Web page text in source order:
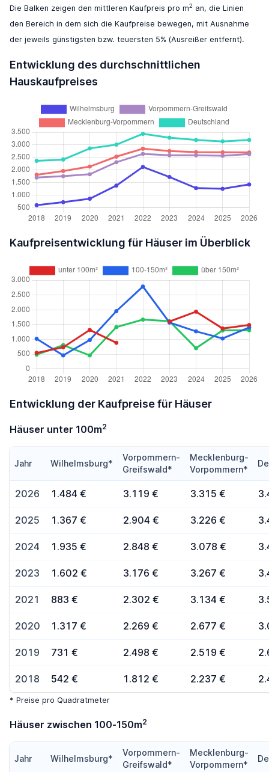
Die Balken zeigen den mittleren Kaufpreis pro m2 an, die Linien
den Bereich in dem sich die Kaufpreise bewegen, mit Ausnahme
der jeweils günstigsten bzw. teuersten 5% (Ausreißer entfernt).
Entwicklung des durchschnittlichen
Hauskaufpreises
Kaufpreisentwicklung für Häuser im Überblick
Entwicklung der Kaufpreise für Häuser
Häuser unter 100m2
Jahr Wilhelmsburg*
Vorpommern-
Greifswald*
Mecklenburg-
Vorpommern*
2026 1.484 € 3.119 € 3.315 €
2025 1.367 € 2.904 € 3.226 €
2024 1.935 € 2.848 € 3.078 €
2023 1.602 € 3.176 € 3.267 €
2021 883 € 2.302 € 3.134 €
2020 1.317 € 2.269 € 2.677 €
2019 731 € 2.498 € 2.519 €
2018 542 € 1.812 € 2.237 €
* Preise pro Quadratmeter
Häuser zwischen 100-150m2
Jahr Wilhelmsburg*
Vorpommern-
Greifswald*
Mecklenburg-
Vorpommern*